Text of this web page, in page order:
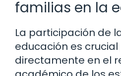
familias en la
La participación de
educación es
directamente en el